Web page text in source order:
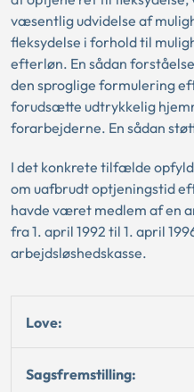
væsentlig udvidelse af
fleksydelse i forhold til
efterløn. En sådan
den sproglige formulering
forudsætte udtrykkelig
forarbejderne. En sådan
I det konkrete tilfælde
om uafbrudt optjeningstid
havde været medlem af en
fra 1. april 1992 til 1. april
arbejdsløshedskasse.
Love:
Sagsfremstilling: